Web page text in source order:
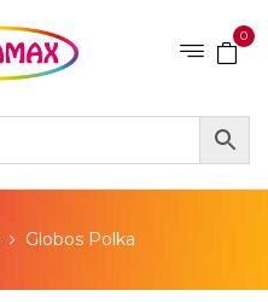
0
Globos Polka